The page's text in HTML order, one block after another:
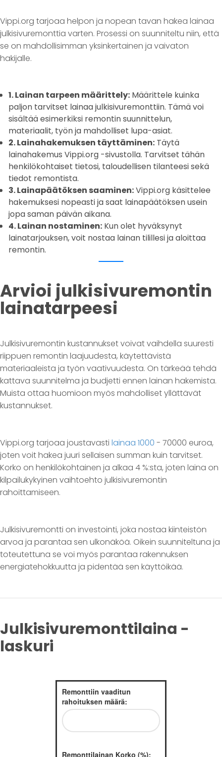
Vippi.org tarjoaa helpon ja nopean tavan hakea lainaa
julkisivuremonttia varten. Prosessi on suunniteltu niin, että
se on mahdollisimman yksinkertainen ja vaivaton
hakijalle.
1. Lainan tarpeen määrittely: Määrittele kuinka
paljon tarvitset lainaa julkisivuremonttiin. Tämä voi
sisältää esimerkiksi remontin suunnittelun,
materiaalit, työn ja mahdolliset lupa-asiat.
2. Lainahakemuksen täyttäminen: Täytä
lainahakemus Vippi.org -sivustolla. Tarvitset tähän
henkilökohtaiset tietosi, taloudellisen tilanteesi sekä
tiedot remontista.
3. Lainapäätöksen saaminen:Vippi.org käsittelee
hakemuksesi nopeasti ja saat lainapäätöksen usein
jopa saman päivän aikana.
4. Lainan nostaminen: Kun olet hyväksynyt
lainatarjouksen, voit nostaa lainan tilillesi ja aloittaa
remontin.
Arvioi julkisivuremontin
lainatarpeesi
Julkisivuremontin kustannukset voivat vaihdella suuresti
riippuen remontin laajuudesta, käytettävistä
materiaaleista ja työn vaativuudesta. On tärkeää tehdä
kattava suunnitelma ja budjetti ennen lainan hakemista.
Muista ottaa huomioon myös mahdolliset yllättävät
kustannukset.
Vippi.org tarjoaa joustavasti lainaa 1000 - 70000 euroa,
joten voit hakea juuri sellaisen summan kuin tarvitset.
Korko on henkilökohtainen ja alkaa 4 %:sta, joten laina on
kilpailukykyinen vaihtoehto julkisivuremontin
rahoittamiseen.
Julkisivuremontti on investointi, joka nostaa kiinteistön
arvoa ja parantaa sen ulkonäköä. Oikein suunniteltuna ja
toteutettuna se voi myös parantaa rakennuksen
energiatehokkuutta ja pidentää sen käyttöikää.
Julkisivuremonttilaina -
laskuri
Remonttiin vaaditun
rahoituksen määrä:
Remonttilainan Korko (%):